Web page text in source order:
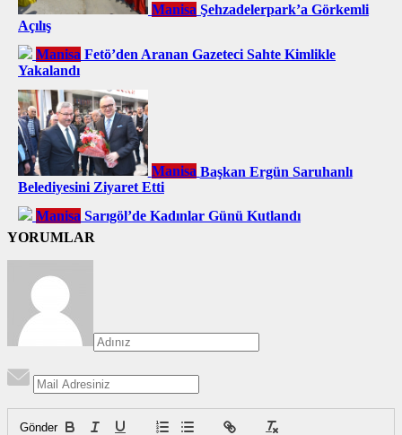
Manisa Şehzadelerpark’a Görkemli
Açılış
Manisa Fetö’den Aranan Gazeteci Sahte Kimlikle
Yakalandı
Manisa Başkan Ergün Saruhanlı
Belediyesini Ziyaret Etti
Manisa Sarıgöl’de Kadınlar Günü Kutlandı
YORUMLAR
Gönder